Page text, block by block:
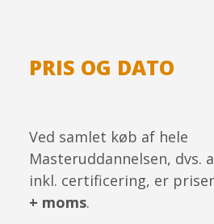
PRIS OG DATO
Ved samlet køb af hele
Masteruddannelsen, dvs.
inkl. certificering, er
+ moms.